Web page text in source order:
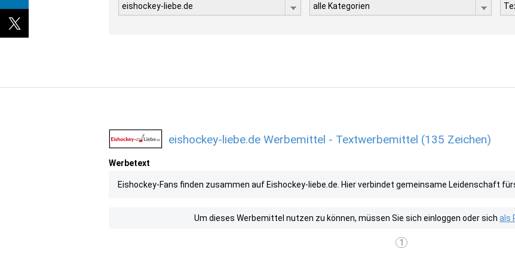
eishockey-liebe.de
alle Kategorien
eishockey-liebe.de Werbemittel - Textwerbemittel (135 Zeichen)
Werbetext
Eishockey-Fans finden zusammen auf Eishockey-liebe.de. Hier verbindet gemeinsame Leidenschaft
Um dieses Werbemittel nutzen zu können, müssen Sie sich einloggen oder sich als
1